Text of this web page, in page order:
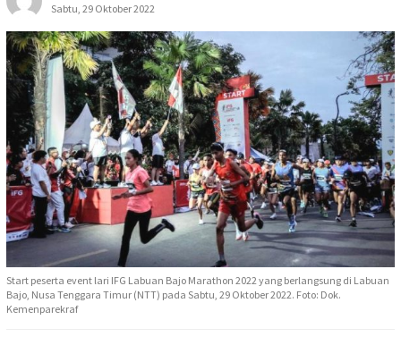
Sabtu, 29 Oktober 2022
Start peserta event lari IFG Labuan Bajo Marathon 2022 yang berlangsung di Labuan
Bajo, Nusa Tenggara Timur (NTT) pada Sabtu, 29 Oktober 2022. Foto: Dok.
Kemenparekraf